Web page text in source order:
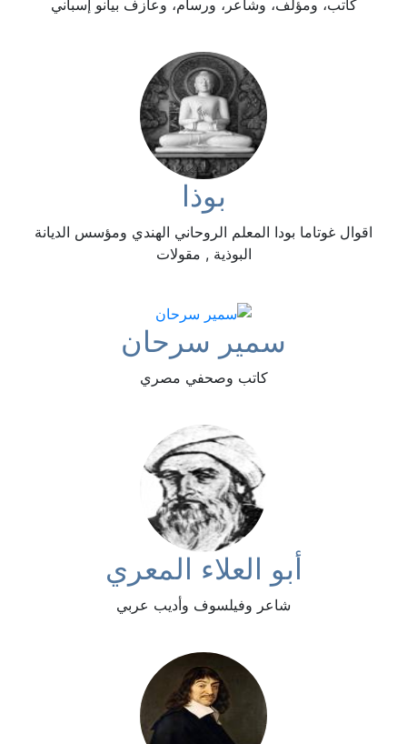
كاتب، ومؤلف، وشاعر، ورسام، وعازف بيانو إسباني
بوذا
اقوال غوتاما بودا المعلم الروحاني الهندي ومؤسس الديانة
البوذية , مقولات
سمير سرحان
كاتب وصحفي مصري
أبو العلاء المعري
شاعر وفيلسوف وأديب عربي